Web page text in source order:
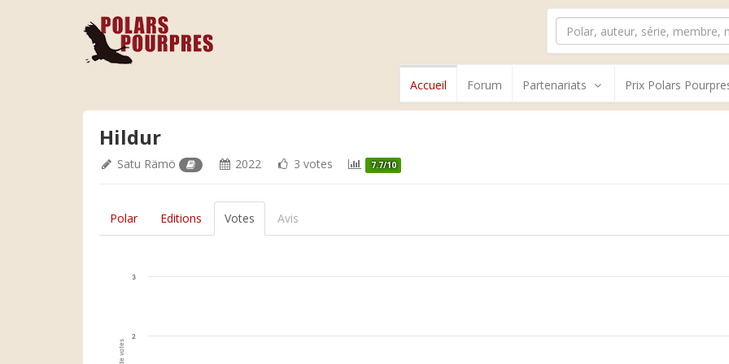
Accueil Forum Partenariats Prix Polars
Hildur
Satu Rämö 2022 3 votes 7.7/10
Polar Editions Votes Avis
2
3